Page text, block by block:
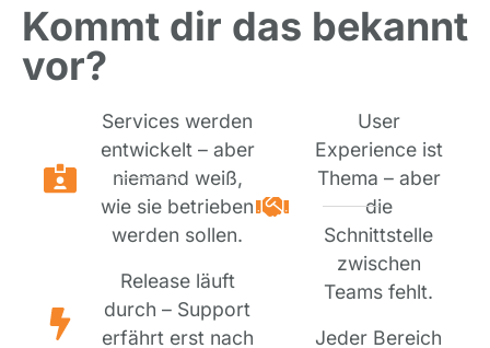
Kommt dir das bekannt
vor?
Services werden
entwickelt – aber
niemand weiß,
wie sie betrieben
werden sollen.
Release läuft
durch – Support
erfährt erst nach
User
Experience ist
Thema – aber
die
Schnittstelle
zwischen
Teams fehlt.
Jeder Bereich